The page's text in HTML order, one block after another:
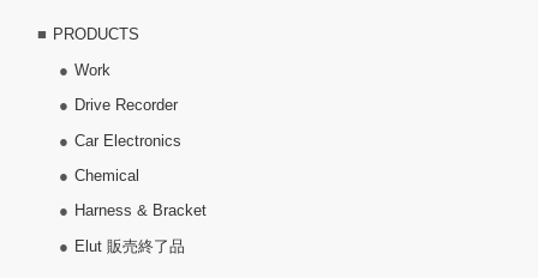
PRODUCTS
Work
Drive Recorder
Car Electronics
Chemical
Harness & Bracket
Elut 販売終了品